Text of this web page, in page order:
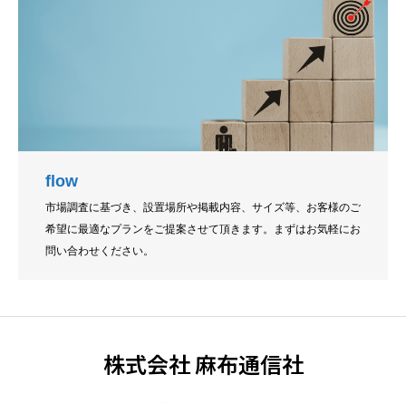
flow
市場調査に基づき、設置場所や掲載内容、サイズ等、お客様のご
希望に最適なプランをご提案させて頂きます。まずはお気軽にお
問い合わせください。
株式会社 麻布通信社